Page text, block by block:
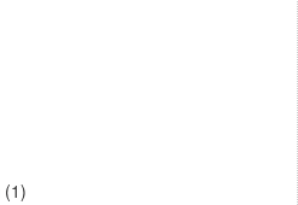
(1)